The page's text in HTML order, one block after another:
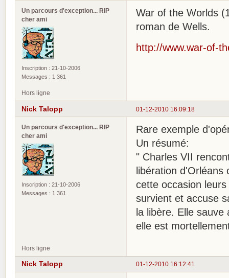
Un parcours d'exception... RIP
cher ami
Inscription : 21-10-2006
Messages : 1 361
War of the Worlds
roman de Wells.
http://www.war-of-
Hors ligne
01-12-2010 16:09:18
Nick Talopp
Un parcours d'exception... RIP
cher ami
Inscription : 21-10-2006
Messages : 1 361
Rare exemple
Un résumé:
" Charles VII
libération
cette occasion
survient et accuse
la libère. Elle
elle est
Hors ligne
01-12-2010 16:12:41
Nick Talopp